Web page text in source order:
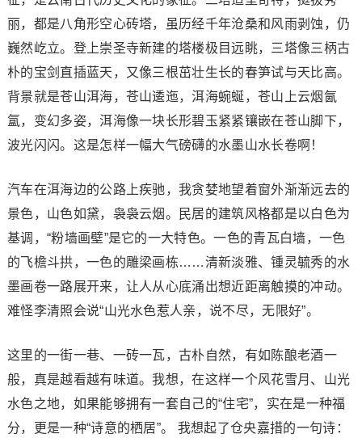
丽，都是八角形空心砖塔，虽历经千年沧桑和风雨剥蚀，仍
巍然屹立。登上崇圣寺新建的塔楼极目远眺，三塔像三柄古
朴的宝剑直插蓝天，又像三根茁壮生长的春笋试与天比高。
背景就是苍山洱海，苍山逶迤，洱海蜿蜒，苍山上云烟氤
氲，变幻多姿，洱海像一块长形碧玉紧紧镶嵌在苍山脚下，
波光闪闪。这是怎样一幅大气磅礴的水墨山水长卷啊！
汽车在洱海边的公路上疾驰，我贪婪地望着窗外渐渐远去的
景色，山色如黛，袅袅云烟。民居的建筑风格都是以白色为
基调，“粉墙画壁”是它的一大特色。一色的青瓦白墙，一色
的飞檐斗拱，一色的雕梁画栋……清新淡雅、锺灵毓秀的水
墨画卷一路展开来，让人从心底涌出想近距离触摸的冲动。
难怪李清照会说“山光水色惹人亲，说不尽，无限好”。
这里的一街一巷、一砖一瓦，古朴自然，有如陈酿老酒一
般，真是越看越有味道。我想，在这样一个风花雪月、山光
水色之地，如果能够拥有一套自己的“住宅”，实在是一种福
分，更是一种“诗意的栖居”。 我想起了仓央嘉措的一句诗：